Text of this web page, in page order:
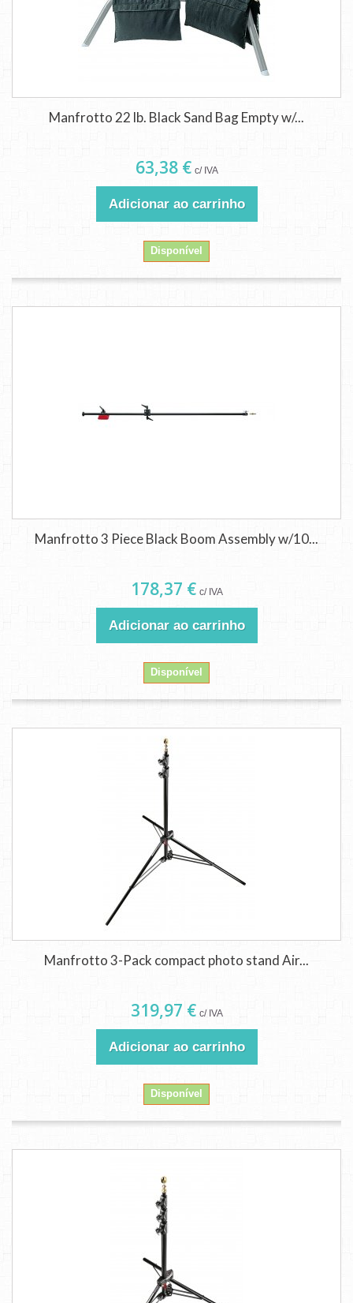
Manfrotto 22 lb. Black Sand Bag Empty w/...
63,38 € c/ IVA
Adicionar ao carrinho
Disponível
Manfrotto 3 Piece Black Boom Assembly w/10...
178,37 € c/ IVA
Adicionar ao carrinho
Disponível
Manfrotto 3-Pack compact photo stand Air...
319,97 € c/ IVA
Adicionar ao carrinho
Disponível